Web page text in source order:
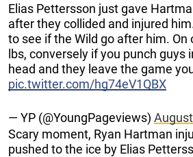
Elias Pettersson just gave
after they collided and injured
to see if the Wild go after him. On
lbs, conversely if you punch guys
head and they leave the game
pic.twitter.com/hg74eV1QBX
— YP (@YoungPageviews)
Scary moment, Ryan Hartman
pushed to the ice by Elias